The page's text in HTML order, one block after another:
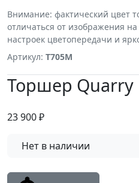
Внимание: фактический цвет
отличаться от изображения
настроек цветопередачи и
Артикул: T705M
Торшер Quarry
23 900₽
Нет в наличии